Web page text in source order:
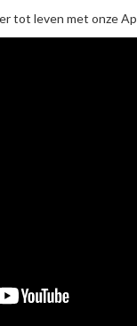
tot leven met onze